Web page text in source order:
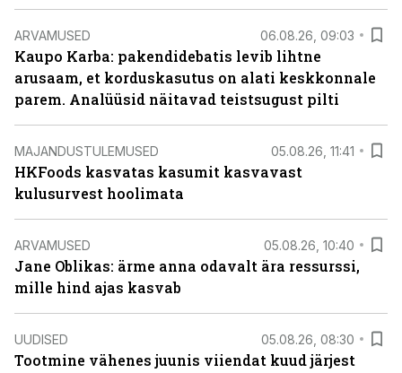
ARVAMUSED 06.08.26, 09:03
Kaupo Karba: pakendidebatis levib lihtne
arusaam, et korduskasutus on alati keskkonnale
parem. Analüüsid näitavad teistsugust pilti
MAJANDUSTULEMUSED 05.08.26, 11:41
HKFoods kasvatas kasumit kasvavast
kulusurvest hoolimata
ARVAMUSED 05.08.26, 10:40
Jane Oblikas: ärme anna odavalt ära ressurssi,
mille hind ajas kasvab
UUDISED 05.08.26, 08:30
Tootmine vähenes juunis viiendat kuud järjest